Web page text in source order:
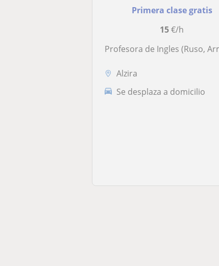
Primera clase gratis
15€/h
Profesora de Ingles (Ruso, Armenio, Italiano). Enseńo alumnos de nivel A1-C2. Tengo titulo Universitario y 5 ańos de
Alzira
Se desplaza a domicilio